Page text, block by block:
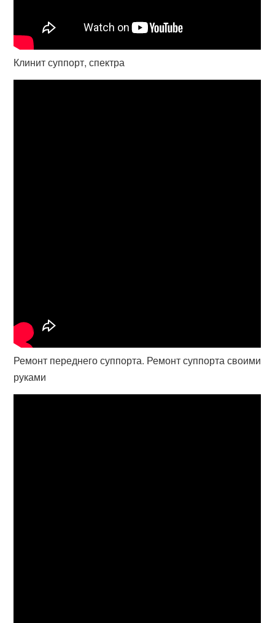
Клинит суппорт, спектра
Ремонт переднего суппорта. Ремонт суппорта своими
руками